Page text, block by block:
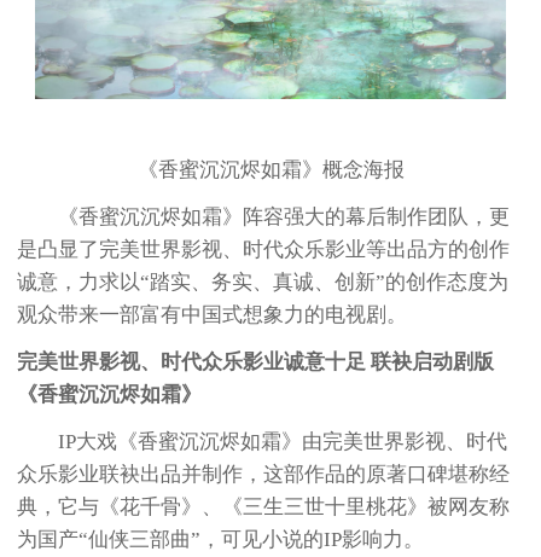
《香蜜沉沉烬如霜》概念海报
《香蜜沉沉烬如霜》阵容强大的幕后制作团队，更
是凸显了完美世界影视、时代众乐影业等出品方的创作
诚意，力求以“踏实、务实、真诚、创新”的创作态度为
观众带来一部富有中国式想象力的电视剧。
完美世界影视、时代众乐影业诚意十足 联袂启动剧版
《香蜜沉沉烬如霜》
IP大戏《香蜜沉沉烬如霜》由完美世界影视、时代
众乐影业联袂出品并制作，这部作品的原著口碑堪称经
典，它与《花千骨》、《三生三世十里桃花》被网友称
为国产“仙侠三部曲”，可见小说的IP影响力。